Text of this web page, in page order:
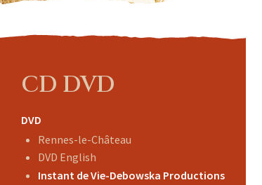
CD DVD
DVD
Rennes-le-Château
DVD English
Instant de Vie-Debowska Productions